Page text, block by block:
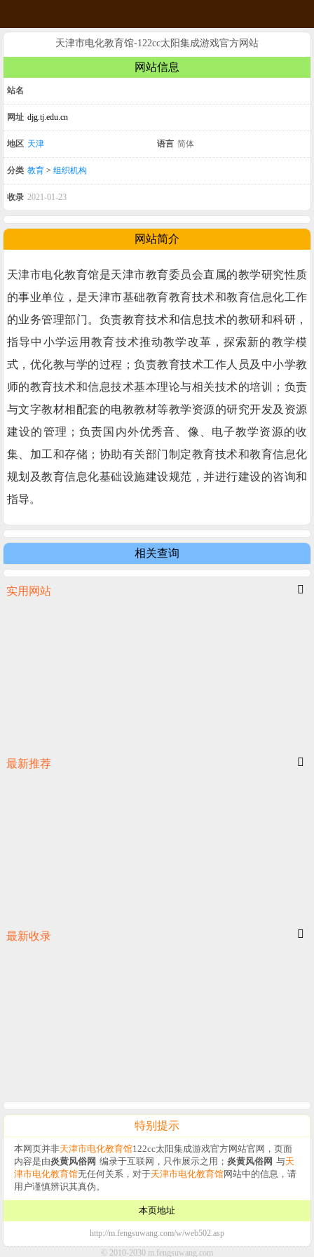
天津市电化教育馆-122cc太阳集成游戏官方网站
网站信息
站名
网址 djg.tj.edu.cn
地区 天津 语言 简体
分类 教育 > 组织机构
收录 2021-01-23
网站简介
天津市电化教育馆是天津市教育委员会直属的教学研究性质
的事业单位，是天津市基础教育教育技术和教育信息化工作
的业务管理部门。负责教育技术和信息技术的教研和科研，
指导中小学运用教育技术推动教学改革，探索新的教学模
式，优化教与学的过程；负责教育技术工作人员及中小学教
师的教育技术和信息技术基本理论与相关技术的培训；负责
与文字教材相配套的电教教材等教学资源的研究开发及资源
建设的管理；负责国内外优秀音、像、电子教学资源的收
集、加工和存储；协助有关部门制定教育技术和教育信息化
规划及教育信息化基础设施建设规范，并进行建设的咨询和
指导。
相关查询
实用网站
最新推荐
最新收录
特别提示
本网页并非天津市电化教育馆122cc太阳集成游戏官方网站官网，页面
内容是由炎黄风俗网 编录于互联网，只作展示之用； 炎黄风俗网 与天
津市电化教育馆无任何关系，对于天津市电化教育馆网站中的信息，请
用户谨慎辨识其真伪。
本页地址
http://m.fengsuwang.com/w/web502.asp
© 2010-2030 m.fengsuwang.com